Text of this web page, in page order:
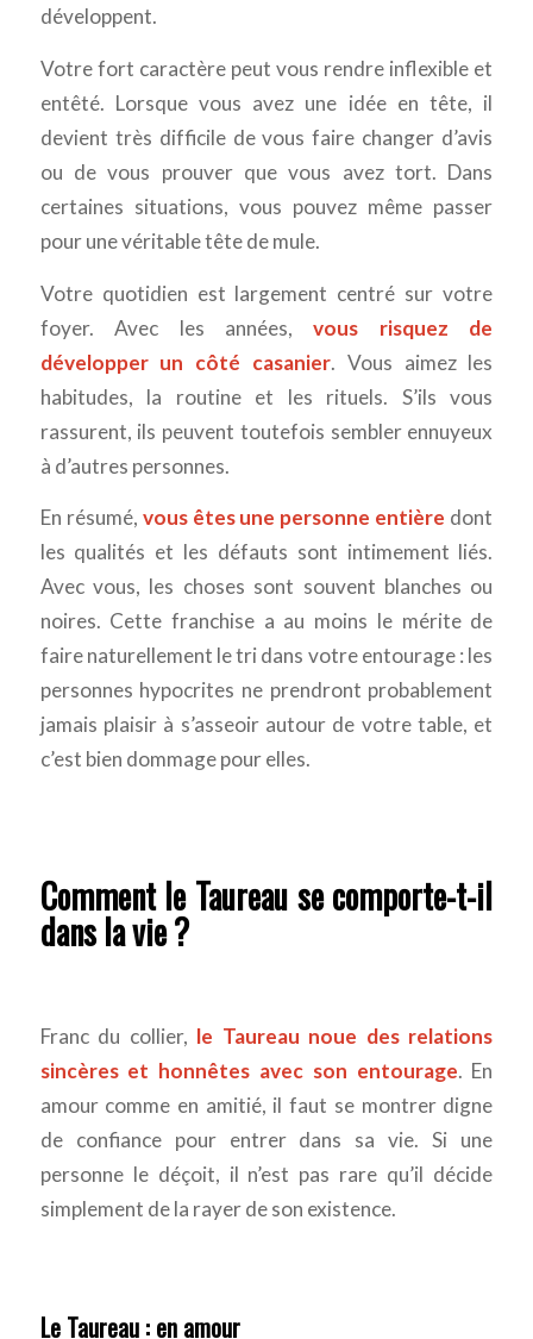
développent.
Votre fort caractère peut vous rendre inflexible et
entêté. Lorsque vous avez une idée en tête, il
devient très difficile de vous faire changer d’avis
ou de vous prouver que vous avez tort. Dans
certaines situations, vous pouvez même passer
pour une véritable tête de mule.
Votre quotidien est largement centré sur votre
foyer. Avec les années,vous risquez de
développer un côté casanier. Vous aimez les
habitudes, la routine et les rituels. S’ils vous
rassurent, ils peuvent toutefois sembler ennuyeux
à d’autres personnes.
En résumé, vous êtes une personne entière dont
les qualités et les défauts sont intimement liés.
Avec vous, les choses sont souvent blanches ou
noires. Cette franchise a au moins le mérite de
faire naturellement le tri dans votre entourage : les
personnes hypocrites ne prendront probablement
jamais plaisir à s’asseoir autour de votre table, et
c’est bien dommage pour elles.
Comment le Taureau se comporte-t-il
dans la vie ?
Franc du collier, le Taureau noue des relations
sincères et honnêtes avec son entourage. En
amour comme en amitié, il faut se montrer digne
de confiance pour entrer dans sa vie. Si une
personne le déçoit, il n’est pas rare qu’il décide
simplement de la rayer de son existence.
Le Taureau : en amour